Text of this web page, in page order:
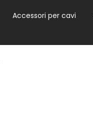
Accessori per cavi